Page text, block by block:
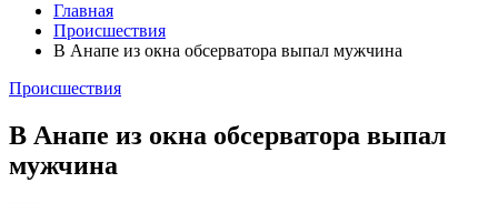
Главная
Происшествия
В Анапе из окна обсерватора выпал мужчина
Происшествия
В Анапе из окна обсерватора выпал
мужчина